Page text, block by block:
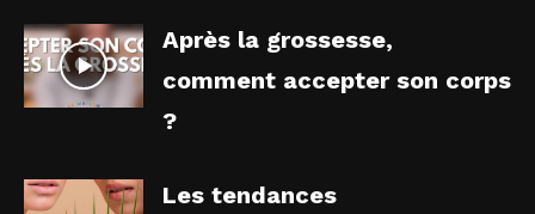
Après la grossesse,
comment accepter son corps
?
Les tendances